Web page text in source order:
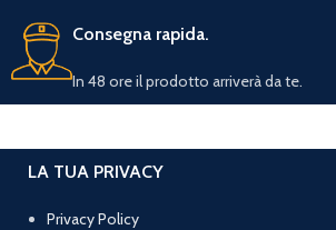
Consegna rapida.
In 48 ore il prodotto arriverà da te.
LA TUA PRIVACY
Privacy Policy